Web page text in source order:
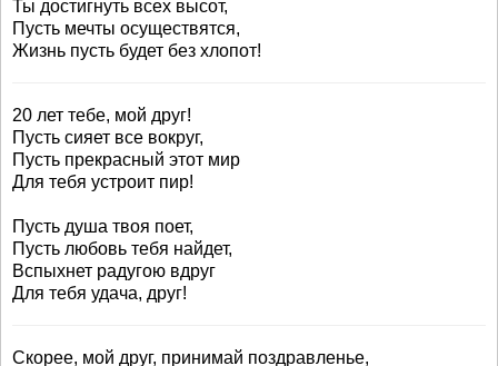
Ты достигнуть всех высот,
Пусть мечты осуществятся,
Жизнь пусть будет без хлопот!
20 лет тебе, мой друг!
Пусть сияет все вокруг,
Пусть прекрасный этот мир
Для тебя устроит пир!
Пусть душа твоя поет,
Пусть любовь тебя найдет,
Вспыхнет радугою вдруг
Для тебя удача, друг!
Скорее, мой друг, принимай поздравленье,